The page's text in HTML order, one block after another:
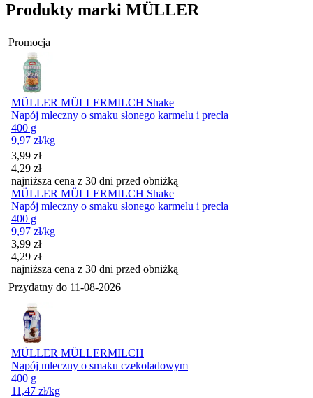
Produkty marki MÜLLER
Promocja
MÜLLER MÜLLERMILCH Shake
Napój mleczny o smaku słonego karmelu i precla
400 g
9,97 zł/kg
Cena promocyjna
3,99 zł
4,29 zł
najniższa cena z 30 dni przed obniżką
MÜLLER MÜLLERMILCH Shake
Napój mleczny o smaku słonego karmelu i precla
400 g
9,97 zł/kg
Cena promocyjna
3,99 zł
4,29 zł
najniższa cena z 30 dni przed obniżką
Przydatny do 11-08-2026
MÜLLER MÜLLERMILCH
Napój mleczny o smaku czekoladowym
400 g
11,47 zł/kg